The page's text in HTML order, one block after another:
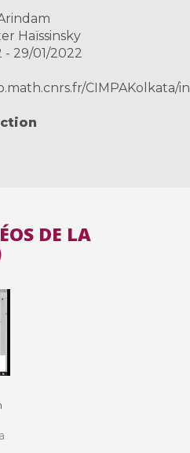
Haïssinsky
- 29/01/2022
CIMPAKolkata/
DE LA